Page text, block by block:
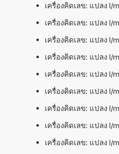
เครื่องคิดเลข: แปลง l/
เครื่องคิดเลข: แปลง l/
เครื่องคิดเลข: แปลง l/
เครื่องคิดเลข: แปลง l/
เครื่องคิดเลข: แปลง l/
เครื่องคิดเลข: แปลง l/
เครื่องคิดเลข: แปลง l/
เครื่องคิดเลข: แปลง l/
เครื่องคิดเลข: แปลง l/